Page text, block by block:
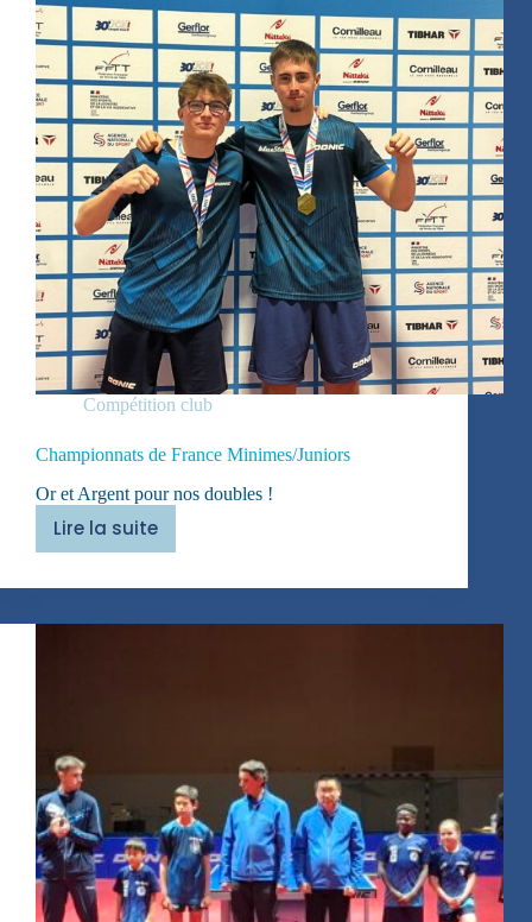
Compétition club
Championnats de France Minimes/Juniors
Or et Argent pour nos doubles !
Lire la suiteChampionnats
France
Minimes/Juniors